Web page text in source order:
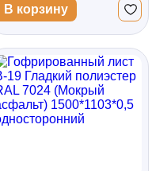
двухсторонний
В корзину